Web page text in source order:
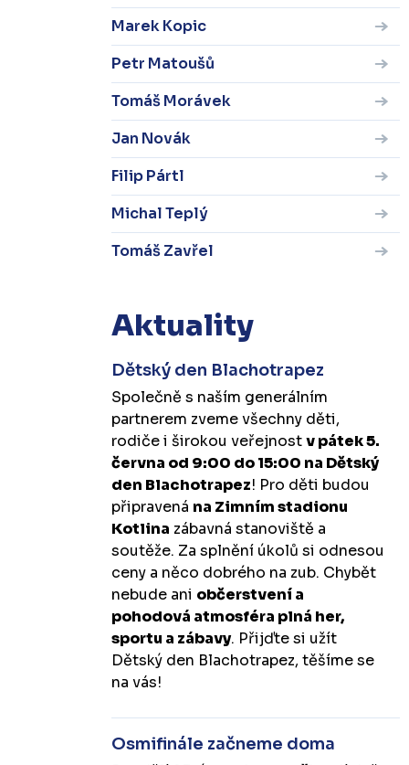
Marek Kopic
Petr Matoušů
Tomáš Morávek
Jan Novák
Filip Pártl
Michal Teplý
Tomáš Zavřel
Aktuality
Dětský den Blachotrapez
Společně s naším generálním
partnerem zveme všechny děti,
rodiče i širokou veřejnostv pátek 5.
června od 9:00 do 15:00 na Dětský
den Blachotrapez! Pro děti budou
připravená na Zimním stadionu
Kotlina zábavná stanoviště a
soutěže. Za splnění úkolů si odnesou
ceny a něco dobrého na zub. Chybět
nebude ani občerstvení a
pohodová atmosféra plná her,
sportu a zábavy. Přijďte si užít
Dětský den Blachotrapez, těšíme se
na vás!
Osmifinále začneme doma